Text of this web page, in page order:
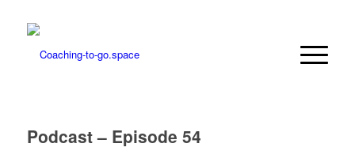
Podcast – Episode 54